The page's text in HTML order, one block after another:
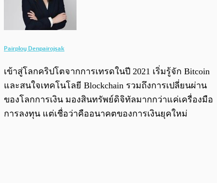
Pairploy Denpairojsak
เข้าสู่โลกคริปโตจากการเทรดในปี 2021 เริ่มรู้จัก Bitcoin
และสนใจเทคโนโลยี Blockchain รวมถึงการเปลี่ยนผ่าน
ของโลกการเงิน มองสินทรัพย์ดิจิทัลมากกว่าแค่เครื่องมือ
การลงทุน แต่เชื่อว่าคืออนาคตของการเงินยุคใหม่